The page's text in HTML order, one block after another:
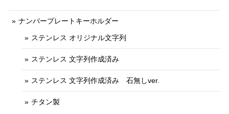
ナンバープレートキーホルダー
ステンレス オリジナル文字列
ステンレス 文字列作成済み
ステンレス 文字列作成済み 石無しver.
チタン製